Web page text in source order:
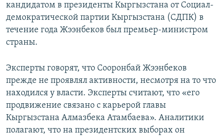
кандидатом в президенты Кыргызстана от Социал-
демократической партии Кыргызстана (СДПК) в
течение года Жээнбеков был премьер-министром
страны.
Эксперты говорят, что Сооронбай Жээнбеков
прежде не проявлял активности, несмотря на то что
находился у власти. Эксперты считают, что «его
продвижение связано с карьерой главы
Кыргызстана Алмазбека Атамбаева». Аналитики
полагают, что на президентских выборах он